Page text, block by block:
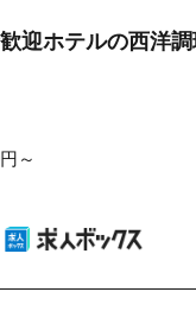
迎ホテルの西洋
～